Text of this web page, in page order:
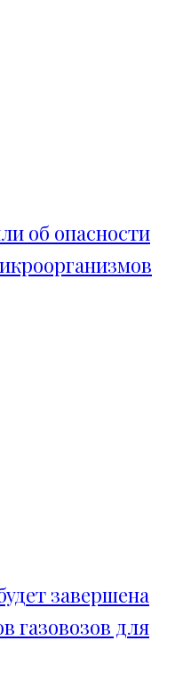
об опасности
завершена
газовозов для